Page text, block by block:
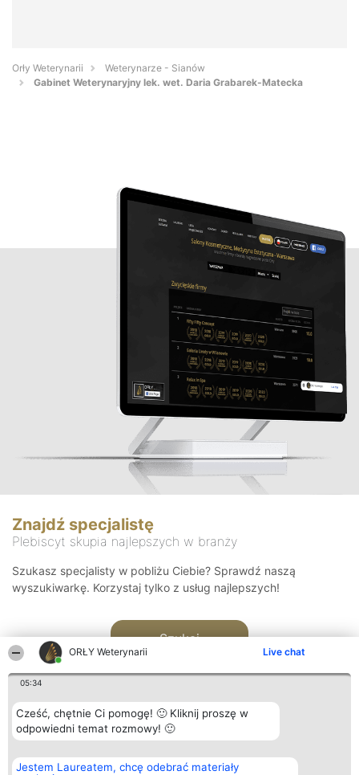
ORŁY Weterynarii Live chat
05:34
Cześć, chętnie Ci pomogę! 🙂 Kliknij proszę w
odpowiedni temat rozmowy! 🙂
Jestem Laureatem, chcę odebrać materiały
Orły Weterynarii
Weterynarze - Sianów
Gabinet Weterynaryjny lek. wet. Daria Grabarek-Matecka
Znajdź specjalistę
Plebiscyt skupia najlepszych w branży
Szukasz specjalisty w pobliżu Ciebie? Sprawdź naszą
wyszukiwarkę. Korzystaj tylko z usług najlepszych!
Szukaj
Organizator plebiscytu
Bright Side Solutions sp. z o.
Plebiscyt
Laureaci
Kontakt
Kontakt